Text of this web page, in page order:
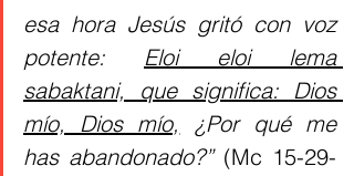
esa hora Jesús gritó con voz
potente: Eloi eloi lema
sabaktani, que significa: Dios
mío, Dios mío, ¿Por qué me
has abandonado?” (Mc 15-29-